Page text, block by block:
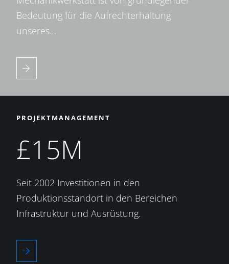
Bedeutung für die Aufrechterhaltung
unseres…
PROJEKTMANAGEMENT
£15M
Seit 2002 Investitionen in den
Produktionsstandort in den Bereichen
Infrastruktur und Ausrüstung.